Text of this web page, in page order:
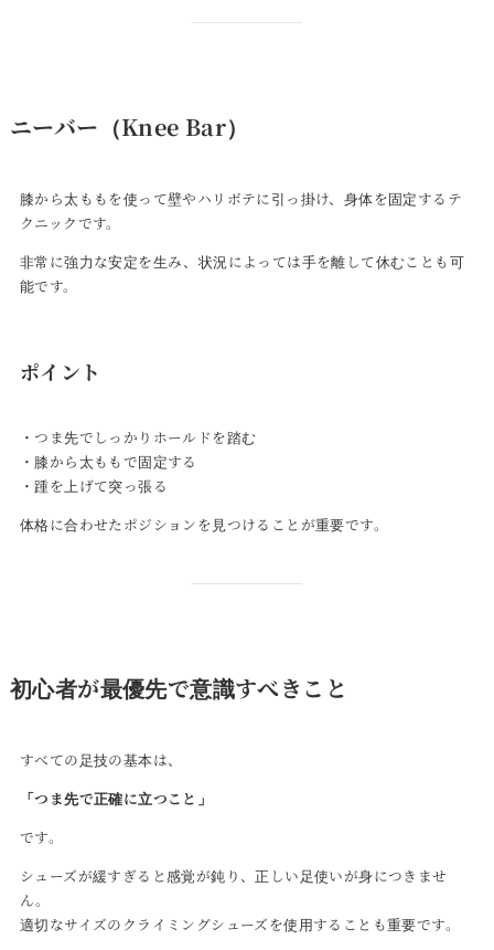
ニーバー（Knee Bar）
膝から太ももを使って壁やハリボテに引っ掛け、身体を固定するテ
クニックです。
非常に強力な安定を生み、状況によっては手を離して休むことも可
能です。
ポイント
・つま先でしっかりホールドを踏む
・膝から太ももで固定する
・踵を上げて突っ張る
体格に合わせたポジションを見つけることが重要です。
初心者が最優先で意識すべきこと
すべての足技の基本は、
「つま先で正確に立つこと」
です。
シューズが緩すぎると感覚が鈍り、正しい足使いが身につきませ
ん。
適切なサイズのクライミングシューズを使用することも重要です。